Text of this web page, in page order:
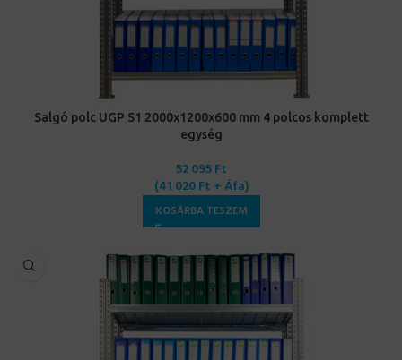
Salgó polc UGP S1 2000x1200x600 mm 4 polcos komplett
egység
52 095Ft
(41 020Ft + Áfa)
KOSÁRBA TESZEM